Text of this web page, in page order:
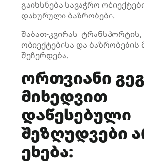
გაიხსნება სავაჭრო
დახურული ბაზრობები.
შაბათ-კვირას ტრანსპორტის,
ობიექტებისა და ბაზრობების
შეჩერდება.
ორთვიანი
მიხედვით
დაწესებული
შეზღუდვები
ეხება: